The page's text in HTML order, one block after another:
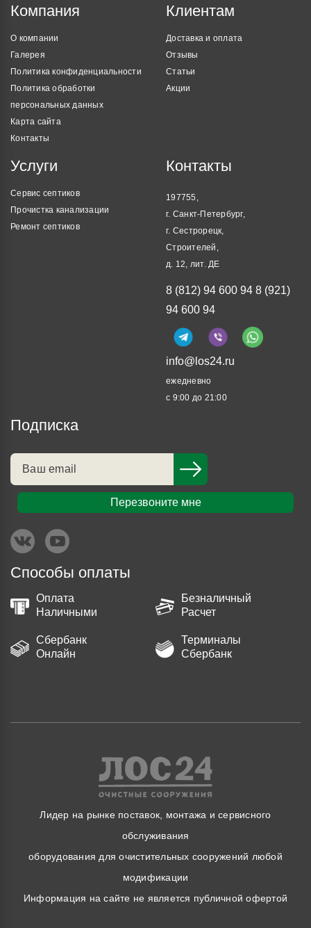
Компания
О компании
Галерея
Политика конфиденциальности
Политика обработки
персональных данных
Карта сайта
Контакты
Клиентам
Доставка и оплата
Отзывы
Статьи
Акции
Услуги
Сервис септиков
Прочистка канализации
Ремонт септиков
Контакты
197755,
г. Санкт-Петербург,
г. Сестрорецк,
Строителей,
д. 12, лит. ДЕ
8 (812) 94 600 94 8 (921)
94 600 94
info@los24.ru
ежедневно
с 9:00 до 21:00
Подписка
Перезвоните мне
Способы оплаты
Оплата
Наличными
Безналичный
Расчет
Сбербанк
Онлайн
Терминалы
Сбербанк
Лидер на рынке поставок, монтажа и сервисного
обслуживания
оборудования для очистительных сооружений любой
модификации
Информация на сайте не является публичной офертой